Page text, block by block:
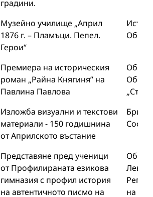
градини.
Музейно училище „Април
1876 г. – Пламъци. Пепел.
Герои“
Премиера на историческия
роман „Райна Княгиня” на
Павлина Павлова
Изложба визуални и текстови
материали - 150 годишнина
от Априлското въстание
София
Представяне пред ученици
от Профилираната езикова
гимназия с профил история
на автентичното писмо на
на